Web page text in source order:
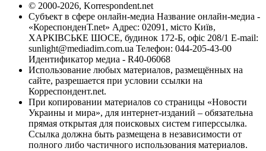
© 2000-2026, Korrespondent.net
Субъект в сфере онлайн-медиа Название онлайн-медиа -
«КореспонденТ.net» Адрес: 02091, місто Київ,
ХАРКІВСЬКЕ ШОСЕ, будинок 172-Б, офіс 208/1 E-mail:
sunlight@mediadim.com.ua Телефон: 044-205-43-00
Идентификатор медиа - R40-06068
Использование любых материалов, размещённых на
сайте, разрешается при условии ссылки на
Корреспондент.net.
При копировании материалов со страницы «Новости
Украины и мира», для интернет-изданий – обязательна
прямая открытая для поисковых систем гиперссылка.
Ссылка должна быть размещена в независимости от
полного либо частичного использования материалов.